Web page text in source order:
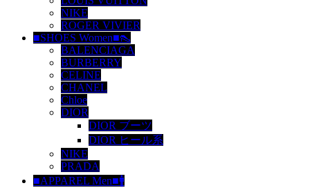
NIKE
ROGER VIVIER
■SHOES Women■👠
BALENCIAGA
BURBERRY
CELINE
CHANEL
Chloe
DIOR
DIOR ブーツ
DIOR ヒール系
NIKE
PRADA
■APPAREL Men■🚹